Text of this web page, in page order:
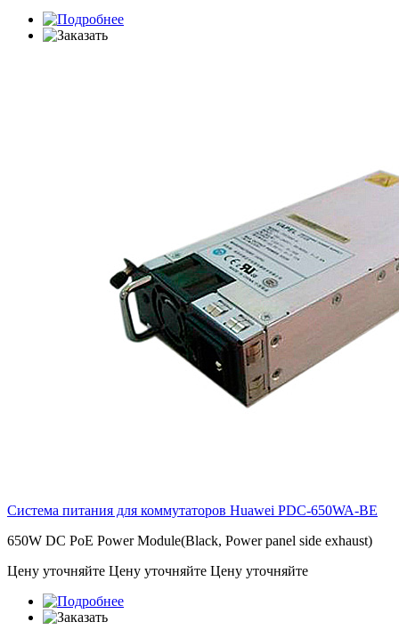
Система питания для коммутаторов Huawei PDC-650WA-BE
650W DC PoE Power Module(Black, Power panel side exhaust)
Цену уточняйте Цену уточняйте Цену уточняйте